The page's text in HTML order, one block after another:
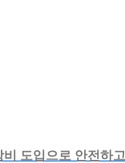
도입으로 안전하고